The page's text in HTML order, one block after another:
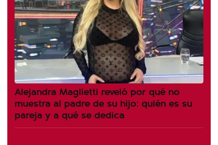
Alejandra Maglietti reveló por qué no
muestra al padre de su hijo: quién es su
pareja y a qué se dedica